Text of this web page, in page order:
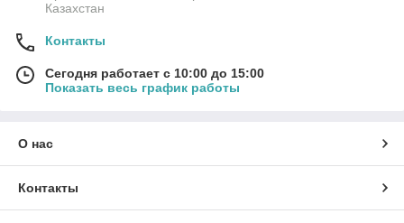
Казахстан
Контакты
Сегодня работает с 10:00 до 15:00
Показать весь график работы
О нас
Контакты